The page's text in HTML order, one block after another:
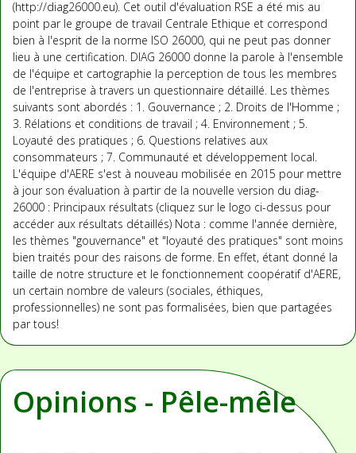
(http://diag26000.eu). Cet outil d'évaluation RSE a été mis au
point par le groupe de travail Centrale Ethique et correspond
bien à l'esprit de la norme ISO 26000, qui ne peut pas donner
lieu à une certification. DIAG 26000 donne la parole à l'ensemble
de l'équipe et cartographie la perception de tous les membres
de l'entreprise à travers un questionnaire détaillé. Les thèmes
suivants sont abordés : 1. Gouvernance ; 2. Droits de l'Homme ;
3. Rélations et conditions de travail ; 4. Environnement ; 5.
Loyauté des pratiques ; 6. Questions relatives aux
consommateurs ; 7. Communauté et développement local.
L'équipe d'AERE s'est à nouveau mobilisée en 2015 pour mettre
à jour son évaluation à partir de la nouvelle version du diag-
26000 : Principaux résultats (cliquez sur le logo ci-dessus pour
accéder aux résultats détaillés) Nota : comme l'année dernière,
les thèmes "gouvernance" et "loyauté des pratiques" sont moins
bien traités pour des raisons de forme. En effet, étant donné la
taille de notre structure et le fonctionnement coopératif d'AERE,
un certain nombre de valeurs (sociales, éthiques,
professionnelles) ne sont pas formalisées, bien que partagées
par tous!
Opinions - Pêle-mêle